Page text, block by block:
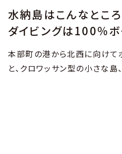
水納島はこんなところ
ダイビングは100％ボ
本部町の港から北西に向けて
と、クロワッサン型の小さな島